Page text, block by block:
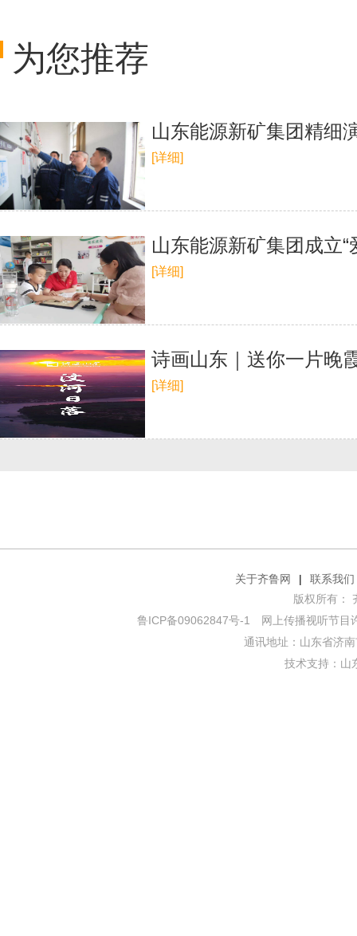
为您推荐
山东能源新矿集团精细
[详细]
山东能源新矿集团成立“
[详细]
诗画山东｜送你一片晚
[详细]
关于齐鲁网 |
联系我们
版权所有：
鲁ICP备09062847号-1 网上传播视听节目
通讯地址：山东省济
技术支持： 山